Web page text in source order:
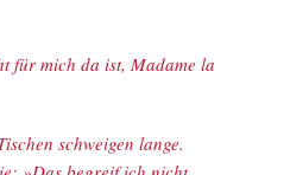
für mich da ist, Madame la
schweigen lange.